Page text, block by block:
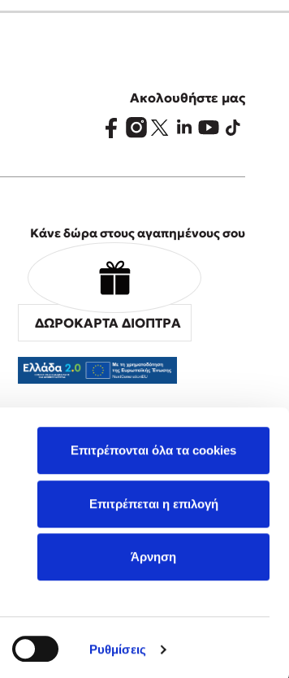
Ρυθμίσεις
Επιτρέπονται όλα τα cookies
Επιτρέπεται η επιλογή
Άρνηση
Ακολουθήστε μας
Κάνε δώρα στους αγαπημένους σου
ΔΩΡΟΚΑΡΤΑ ΔΙΟΠΤΡΑ